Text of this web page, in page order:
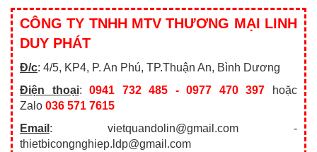
CÔNG TY TNHH MTV THƯƠNG MẠI LINH
DUY PHÁT
Đ/c: 4/5, KP4, P. An Phú, TP.Thuận An, Bình Dương
Điện thoại:0941 732 485 - 0977 470 397 hoặc
Zalo 036 571 7615
Email : vietquandolin@gmail.com -
thietbicongnghiep.ldp@gmail.com